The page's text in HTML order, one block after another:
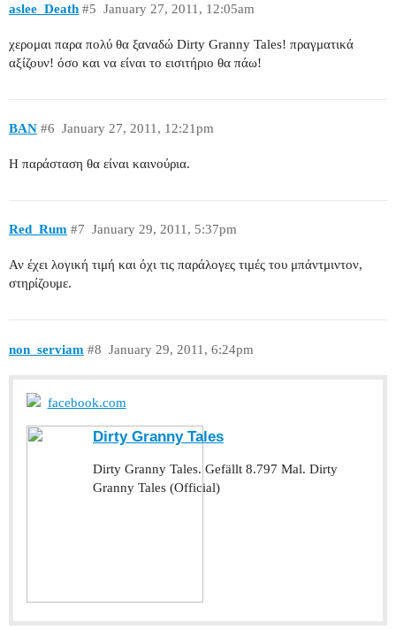
aslee_Death January 27, 2011, 12:05am
#5
χερομαι παρα πολύ θα ξαναδώ Dirty Granny Tales! πραγματικά
αξίζουν! όσο και να είναι το εισιτήριο θα πάω!
BAN January 27, 2011, 12:21pm
#6
Η παράσταση θα είναι καινούρια.
Red_Rum January 29, 2011, 5:37pm
#7
Αν έχει λογική τιμή και όχι τις παράλογες τιμές του μπάντμιντον,
στηρίζουμε.
non_serviam January 29, 2011, 6:24pm
#8
facebook.com
Dirty Granny Tales
Dirty Granny Tales. Gefällt 8.797 Mal. Dirty
Granny Tales (Official)